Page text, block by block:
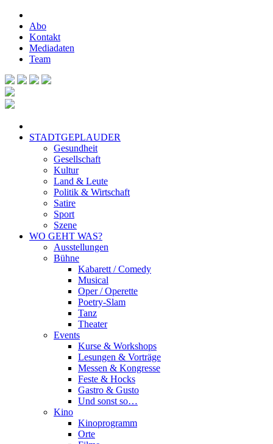
Abo
Kontakt
Mediadaten
Team
STADTGEPLAUDER
Gesundheit
Gesellschaft
Kultur
Land & Leute
Politik & Wirtschaft
Satire
Sport
Szene
WO GEHT WAS?
Ausstellungen
Bühne
Kabarett / Comedy
Musical
Oper / Operette
Poetry-Slam
Tanz
Theater
Events
Kurse & Workshops
Lesungen & Vorträge
Messen & Kongresse
Feste & Hocks
Gastro & Gusto
Und sonst so…
Kino
Kinoprogramm
Orte